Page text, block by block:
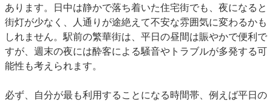
あります。日中は静かで落ち着いた住宅街でも、夜になると
街灯が少なく、人通りが途絶えて不安な雰囲気に変わるかも
しれません。駅前の繁華街は、平日の昼間は賑やかで便利で
すが、週末の夜には酔客による騒音やトラブルが多発する可
能性も考えられます。
必ず、自分が最も利用することになる時間帯、例えば平日の